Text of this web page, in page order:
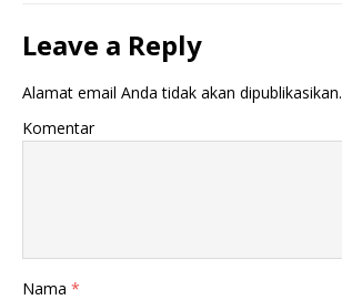
Leave a Reply
Alamat email Anda tidak akan dipublikasikan.
Komentar
Nama *